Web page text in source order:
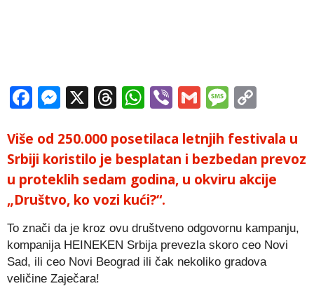
Facebook
Messenger
X Threads
WhatsApp
ViberGmail
Više od 250.000 posetilaca letnjih festivala u
Srbiji koristilo je besplatan i bezbedan prevoz
u proteklih sedam godina, u okviru akcije
„Društvo, ko vozi kući?“.
To znači da je kroz ovu društveno odgovornu kampanju,
kompanija HEINEKEN Srbija prevezla skoro ceo Novi
Sad, ili ceo Novi Beograd ili čak nekoliko gradova
veličine Zaječara!